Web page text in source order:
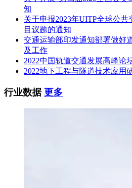
知
关于申报2023年UITP全球公
目议题的通知
交通运输部印发通知部署做好
及工作
2022中国轨道交通发展高峰论
2022地下工程与隧道技术应用
行业数据更多